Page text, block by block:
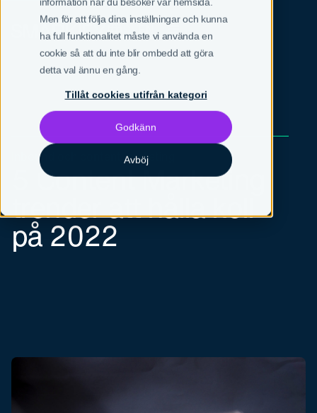
Men för att följa dina inställningar och kunna
ha full funktionalitet måste vi använda en
cookie så att du inte blir ombedd att göra
detta val ännu en gång.
Tillåt cookies utifrån kategori
Godkänn
Avböj
SVEN
Inbound och content marketing
5 Content Marketing
trender att hålla koll
på 2022